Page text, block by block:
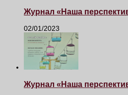
Журнал «Наша
02/01/2023
Журнал «Наша